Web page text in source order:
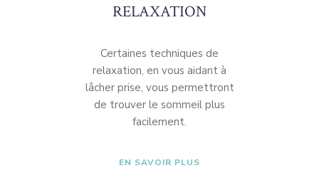
RELAXATION
Certaines techniques de
relaxation, en vous aidant à
lâcher prise, vous permettront
de trouver le sommeil plus
facilement.
EN SAVOIR PLUS